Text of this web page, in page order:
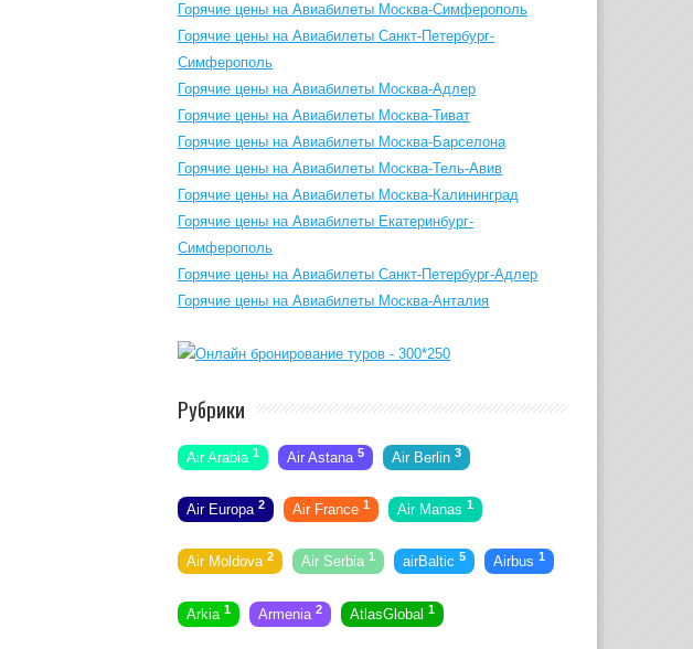
Горячие цены на Авиабилеты Москва-Симферополь
Горячие цены на Авиабилеты Санкт-Петербург-
Симферополь
Горячие цены на Авиабилеты Москва-Адлер
Горячие цены на Авиабилеты Москва-Тиват
Горячие цены на Авиабилеты Москва-Барселона
Горячие цены на Авиабилеты Москва-Тель-Авив
Горячие цены на Авиабилеты Москва-Калининград
Горячие цены на Авиабилеты Екатеринбург-
Симферополь
Горячие цены на Авиабилеты Санкт-Петербург-Адлер
Горячие цены на Авиабилеты Москва-Анталия
Рубрики
Air Arabia 1 Air Astana 5 Air Berlin 3
Air Europa 2 Air France 1 Air Manas 1
Air Moldova 2 Air Serbia 1 airBaltic 5 Airbus 1
Arkia 1 Armenia 2 AtlasGlobal 1